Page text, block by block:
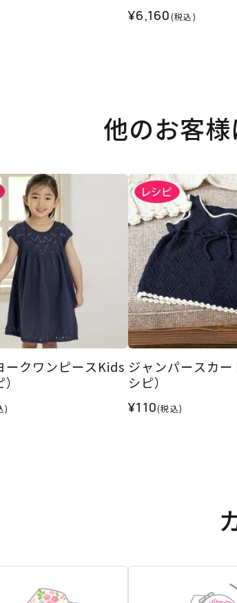
¥6,160(税込)
他のお客
ークワンピースKids
)
ジャンパースカ
シピ）
¥110(税込)